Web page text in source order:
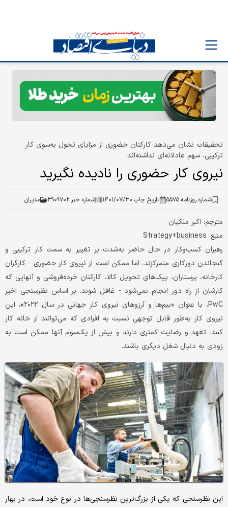
تحقیقات نشان می‌دهد کارکنان حضوری از مزایای تحول به‌سوی کار
ترکیبی، سهم عادلانه‏‌ای نداشته‏‌اند
نیروی کار حضوری را نادیده نگیرید
شماره روزنامه:۵۵۷۵ تاریخ چاپ:۱۴۰۱/۰۷/۳۰ شماره خبر:۳۹۰۹۷۰۲ مدیران
مترجم: اكبر ملكيان
منبع: Strategy+business
رهبران کسب‌‌وکار در حال حاضر به‌شدت بر تغییر به سمت کار ترکیبی و
گنجاندن دورکاری متمرکزند، اما ممکن است از نیروی کار حضوری - کارگران
کارخانه، پرستاران، پیک‌‌های تحویل کالا، کارکنان خرده‌‌فروشی و آنهایی که
کارشان از راه دور انجام نمی‌شود - غافل شوند. بر اساس نظرسنجی اخیر
PwC، با عنوان «بیم‌‌ها و آرزوهای نیروی کار جهانی در سال ۲۰۲۲»، این
نیروی کار به‌طور قابل توجهی نسبت به افرادی که می‌توانند از خانه کار
کنند، تعهد و رضایت کمتری دارند و بیش از یک‌سوم آنها ممکن است به
زودی به دنبال شغل دیگری باشند.
این نظرسنجی که یکی از بزرگ‌ترین نظرسنجی‌‌ها در نوع خود است، در بهار